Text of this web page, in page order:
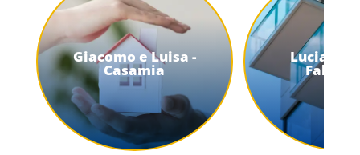
Giacomo e Luisa -
Casamia
Lucia -